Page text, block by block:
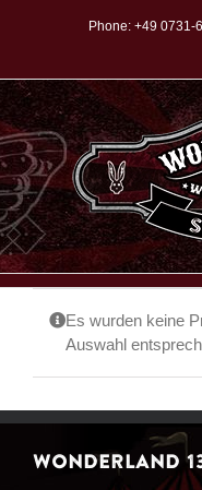
springen
Phone: +49 0731-
Es wurden keine
Auswahl
WONDERLAND